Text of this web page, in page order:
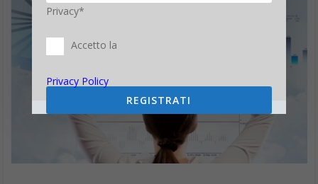
Privacy*
Accetto la
Privacy Policy
REGISTRATI